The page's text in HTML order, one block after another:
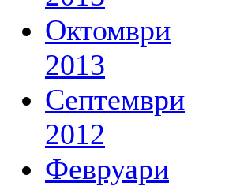
Октомври
2013
Септември
2012
Февруари